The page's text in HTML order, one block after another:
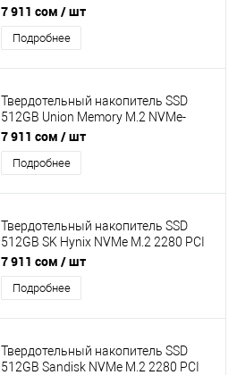
M.2 2280 PCI Express 3.0 x4 (NVMe
R/W:2400/1750MB/s) pulled
7 911 сом / шт
Подробнее
Твердотельный накопитель SSD
512GB Union Memory M.2 NVMe-
2242 PCIe AM6С1 без упаковки
7 911 сом / шт
Подробнее
Твердотельный накопитель SSD
512GB SK Hynix NVMe M.2 2280 PCI
Express 3.0 x4 (NVMe
R/W:3400/2500MB/s)
[HFS512GD9TNG-L0A0A] pulled
7 911 сом / шт
Подробнее
Твердотельный накопитель SSD
512GB Sandisk NVMe M.2 2280 PCI